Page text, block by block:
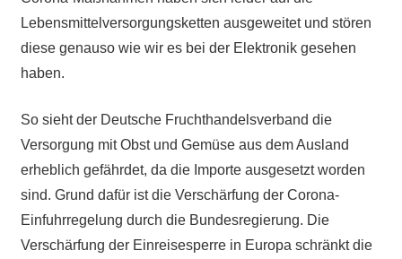
Lebensmittelversorgungsketten ausgeweitet und stören
diese genauso wie wir es bei der Elektronik gesehen
haben.
So sieht der Deutsche Fruchthandelsverband die
Versorgung mit Obst und Gemüse aus dem Ausland
erheblich gefährdet, da die Importe ausgesetzt worden
sind. Grund dafür ist die Verschärfung der Corona-
Einfuhrregelung durch die Bundesregierung. Die
Verschärfung der Einreisesperre in Europa schränkt die